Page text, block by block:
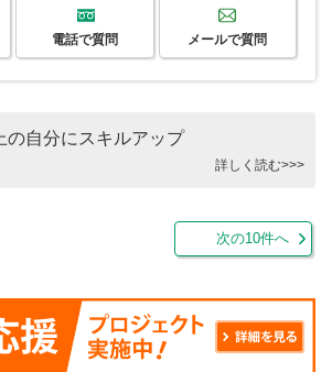
電話で質問 メールで質問
の自分にスキルアップ
詳しく読む>>>
次の10件へ